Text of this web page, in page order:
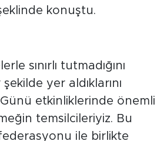
konuştu.
sınırlı tutmadığını
yer aldıklarını
Günü etkinliklerinde önemli
temsilcileriyiz. Bu
ile birlikte